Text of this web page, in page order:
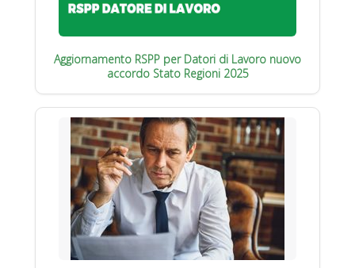
Aggiornamento RSPP per Datori di Lavoro nuovo
accordo Stato Regioni 2025